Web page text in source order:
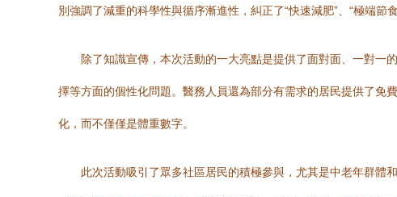
別強調了減重的科學性與循序漸進性，糾正了“快速減肥”、“極端節食
除了知識宣傳，本次活動的一大亮點是提供了面對面、一對一
擇等方面的個性化問題。醫務人員還為部分有需求的居民提供了免
化，而不僅僅是體重數字。
此次活動吸引了眾多社區居民的積極參與，尤其是中老年群體